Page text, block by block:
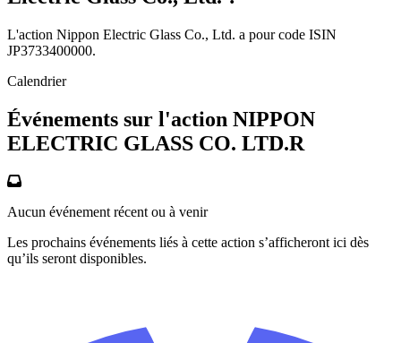
L'action Nippon Electric Glass Co., Ltd. a pour code ISIN
JP3733400000.
Calendrier
Événements sur l'action NIPPON
ELECTRIC GLASS CO. LTD.R
Aucun événement récent ou à venir
Les prochains événements liés à cette action s’afficheront ici dès
qu’ils seront disponibles.